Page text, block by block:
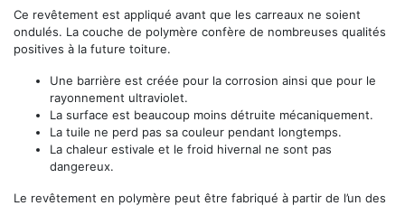
Ce revêtement est appliqué avant que les carreaux ne soient
ondulés. La couche de polymère confère de nombreuses qualités
positives à la future toiture.
Une barrière est créée pour la corrosion ainsi que pour le
rayonnement ultraviolet.
La surface est beaucoup moins détruite mécaniquement.
La tuile ne perd pas sa couleur pendant longtemps.
La chaleur estivale et le froid hivernal ne sont pas
dangereux.
Le revêtement en polymère peut être fabriqué à partir de l’un des